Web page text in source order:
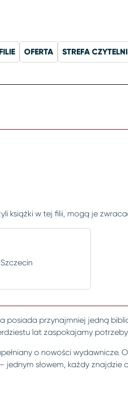
FILIE OFERTA STREFA
książki w tej filii, mogą je
posiada przynajmniej jedną
lat zaspokajamy
o nowości wydawnicze.
słowem, każdy znajdzie